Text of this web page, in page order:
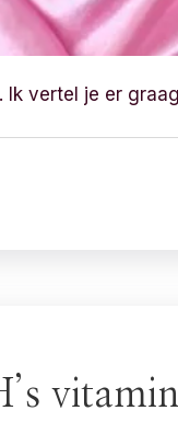
Ik vertel je er